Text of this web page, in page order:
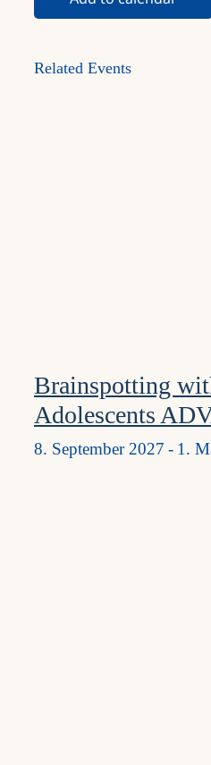
Related Events
Brainspotting
Adolescents
8. September 2027 - 1.